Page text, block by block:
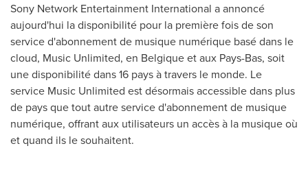
Sony Network Entertainment International a annoncé
aujourd'hui la disponibilité pour la première fois de son
service d'abonnement de musique numérique basé dans le
cloud, Music Unlimited, en Belgique et aux Pays-Bas, soit
une disponibilité dans 16 pays à travers le monde. Le
service Music Unlimited est désormais accessible dans plus
de pays que tout autre service d'abonnement de musique
numérique, offrant aux utilisateurs un accès à la musique où
et quand ils le souhaitent.